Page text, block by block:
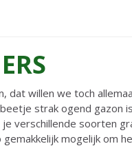
dat willen we toch
strak ogend gazon
verschillende soorten
gemakkelijk mogelijk om